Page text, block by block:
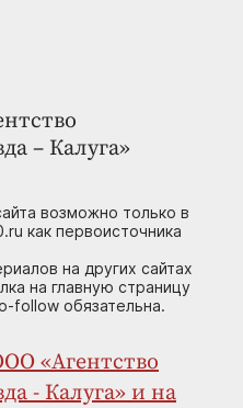
– Калуга»
возможно только в
как первоисточника
на других сайтах
на главную страницу
follow обязательна.
«Агентство
- Калуга» и на